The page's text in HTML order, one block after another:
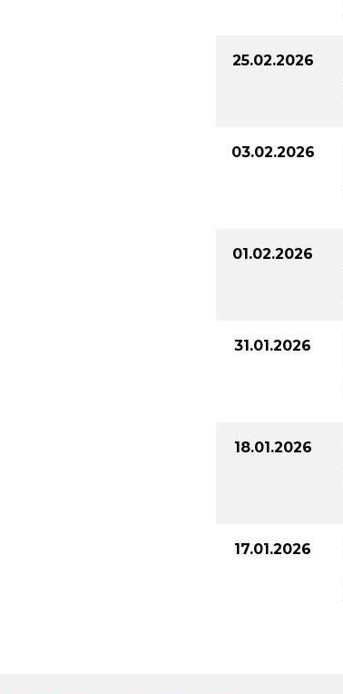
25.02.2026
03.02.2026
01.02.2026
31.01.2026
18.01.2026
17.01.2026